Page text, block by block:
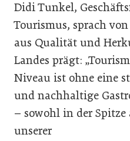
Didi Tunkel,
Tourismus, sprach
aus Qualität und
Landes prägt:
Niveau ist ohne eine
und nachhaltige
– sowohl in der
unserer